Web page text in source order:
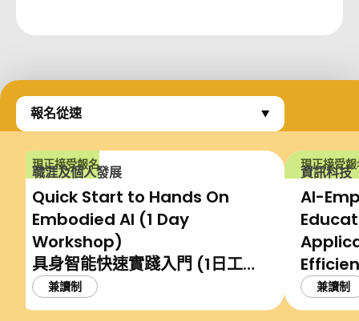
報名從速
現正接受報名
職涯及個人發展
Quick Start to Hands On
Embodied AI (1 Day
Workshop)
具身智能快速實踐入門 (1日工作
坊)兼讀制
現正接受報
資訊科技
AI-
AI 賦能
兼讀制